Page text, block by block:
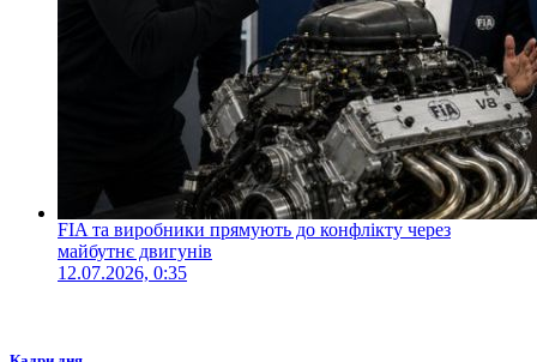
FIA та виробники прямують до конфлікту через
майбутнє двигунів
12.07.2026, 0:35